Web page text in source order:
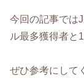
今回の記事では
ル最多獲得者と
ぜひ参考にして